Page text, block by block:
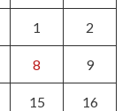
1 2
8 9
15 16